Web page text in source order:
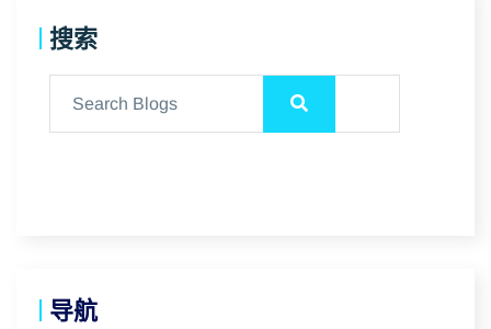
搜索
导航